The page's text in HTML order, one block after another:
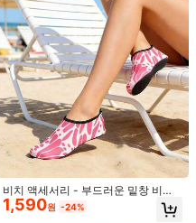
비치 액세서리 - 부드러운 밑창 비치
양말 & 필수품 - 수영용 워터 슈즈, 여
성용 야외 워터 슈즈, 미끄럼 방지, 여
1,590원 -24%